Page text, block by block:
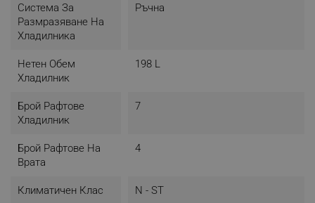
Система За
Размразяване На
Хладилника
Ръчна
Нетен Обем
Хладилник
198 L
Брой Рафтове
Хладилник
7
Брой Рафтове На
Врата
4
Климатичен Клас N - ST